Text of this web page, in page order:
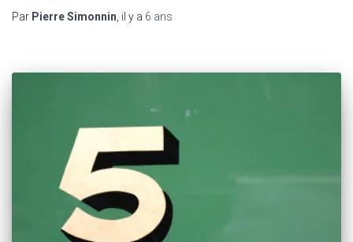
Par Pierre Simonnin , il y a 6 ans